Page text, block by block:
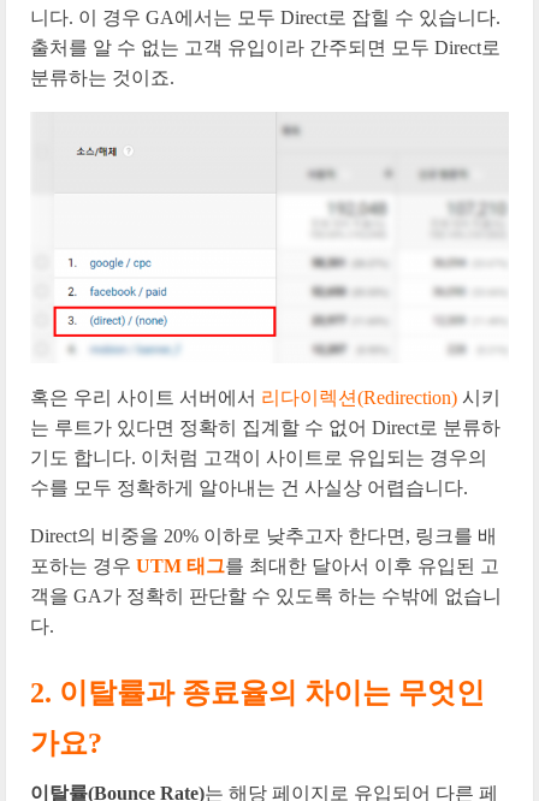
니다. 이 경우 GA에서는 모두 Direct로 잡힐 수 있습니다.
출처를 알 수 없는 고객 유입이라 간주되면 모두 Direct로
분류하는 것이죠.
혹은 우리 사이트 서버에서 리다이렉션(Redirection) 시키
는 루트가 있다면 정확히 집계할 수 없어 Direct로 분류하
기도 합니다. 이처럼 고객이 사이트로 유입되는 경우의
수를 모두 정확하게 알아내는 건 사실상 어렵습니다.
Direct의 비중을 20% 이하로 낮추고자 한다면, 링크를 배
포하는 경우 UTM 태그를 최대한 달아서 이후 유입된 고
객을 GA가 정확히 판단할 수 있도록 하는 수밖에 없습니
다.
2. 이탈률과 종료율의 차이는 무엇인
가요?
이탈률(Bounce Rate)는 해당 페이지로 유입되어 다른 페